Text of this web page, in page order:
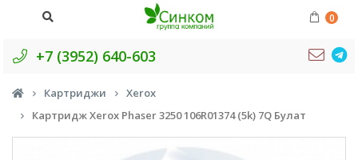
0
+7 (3952) 640-603
Картриджи
Xerox
Картридж Xerox Phaser 3250 106R01374 (5k) 7Q Булат